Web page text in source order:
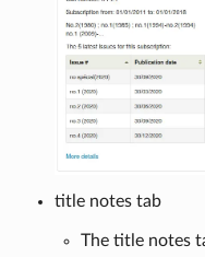
title notes tab
The title notes